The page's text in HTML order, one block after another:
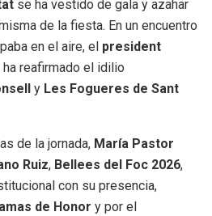
se ha vestido de gala y azahar
de la fiesta. En un encuentro
en el aire, el president
ha reafirmado el idilio
y Les Fogueres de Sant
de la jornada, María Pastor
Ruiz, Bellees del Foc 2026,
con su presencia,
de Honor y por el